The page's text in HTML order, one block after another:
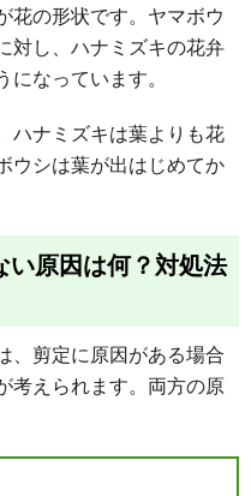
花の形状です。ヤマボウ
対し、ハナミズキの花弁
なっています。
ハナミズキは葉よりも花
ウシは葉が出はじめてか
い原因は何？対処法
、剪定に原因がある場合
考えられます。両方の原